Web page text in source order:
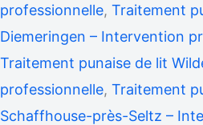
professionnelle, Traitement
Diemeringen – Intervention
Traitement punaise de lit
professionnelle, Traitement
Schaffhouse-près-Seltz –